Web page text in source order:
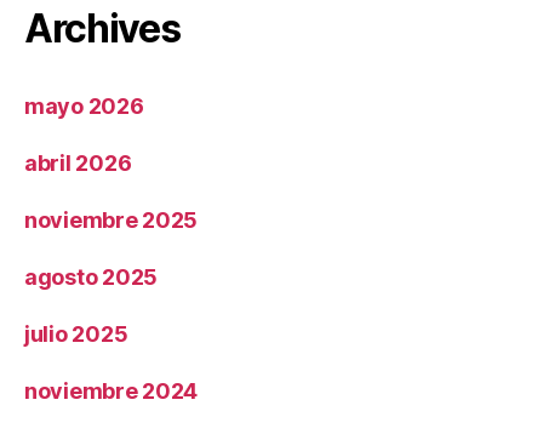
Archives
mayo 2026
abril 2026
noviembre 2025
agosto 2025
julio 2025
noviembre 2024